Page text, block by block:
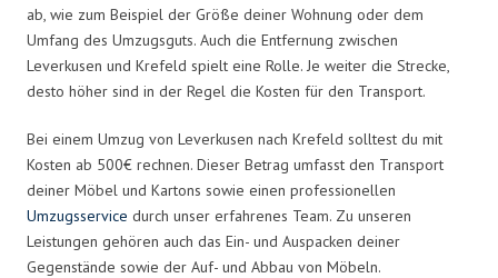
ab, wie zum Beispiel der Größe deiner Wohnung oder dem
Umfang des Umzugsguts. Auch die Entfernung zwischen
Leverkusen und Krefeld spielt eine Rolle. Je weiter die Strecke,
desto höher sind in der Regel die Kosten für den Transport.
Bei einem Umzug von Leverkusen nach Krefeld solltest du mit
Kosten ab 500€ rechnen. Dieser Betrag umfasst den Transport
deiner Möbel und Kartons sowie einen professionellen
Umzugsservice durch unser erfahrenes Team. Zu unseren
Leistungen gehören auch das Ein- und Auspacken deiner
Gegenstände sowie der Auf- und Abbau von Möbeln.